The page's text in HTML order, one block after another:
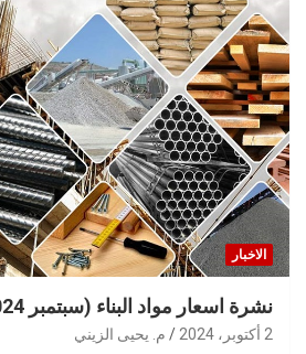
الاخبار
نشرة اسعار مواد البناء (سبتمبر 2024)
2 أكتوبر، 2024 م. يحيى الزيني